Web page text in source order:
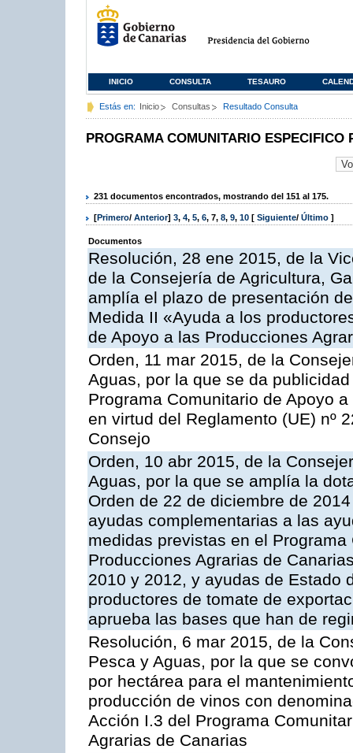
INICIO CONSULTA TESAURO
Estás en: Inicio Consultas Resultado Consulta
PROGRAMA COMUNITARIO ESPECIFICO
231 documentos encontrados, mostrando del 151 al 175.
[Primero/ Anterior] 3, 4, 5, 6, 7, 8, 9, 10 [ Siguiente/ Último ]
Documentos
Resolución, 28 ene 2015, de la
de la Consejería de Agricultura,
amplía el plazo de presentación
Medida II «Ayuda a los
de Apoyo a las Producciones
Orden, 11 mar 2015, de la
Aguas, por la que se da
Programa Comunitario de Apoyo
en virtud del Reglamento (UE) nº
Consejo
Orden, 10 abr 2015, de la
Aguas, por la que se amplía la
Orden de 22 de diciembre de
ayudas complementarias a las
medidas previstas en el
Producciones Agrarias de
2010 y 2012, y ayudas de Estado
productores de tomate de
aprueba las bases que han de
Resolución, 6 mar 2015, de la
Pesca y Aguas, por la que se
por hectárea para el
producción de vinos con
Acción I.3 del Programa
Agrarias de Canarias